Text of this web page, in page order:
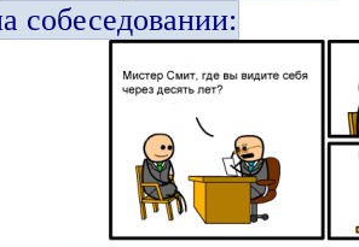
собеседовании: